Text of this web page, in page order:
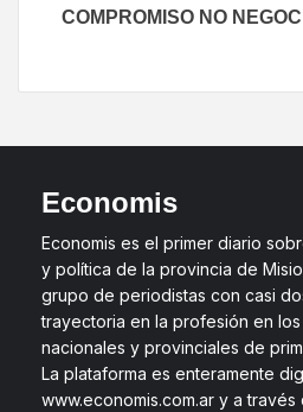
COMPROMISO NO
Economis
Economis es el primer diario
y política de la provincia de
grupo de periodistas con casi
trayectoria en la profesión en
nacionales y provinciales de
La plataforma es enteramente
www.economis.com.ar y a